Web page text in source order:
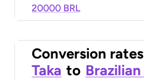
20000 BRL
Conversion rates
Taka to Brazilian